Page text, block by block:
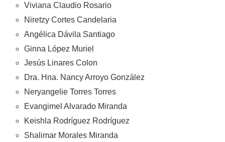
Viviana Claudio Rosario
Niretzy Cortes Candelaria
Angélica Dávila Santiago
Ginna López Muriel
Jesús Linares Colon
Dra. Hna. Nancy Arroyo González
Neryangelie Torres Torres
Evangimel Alvarado Miranda
Keishla Rodríguez Rodríguez
Shalimar Morales Miranda